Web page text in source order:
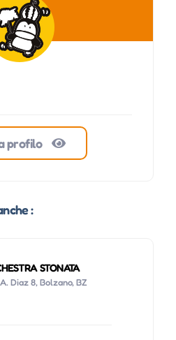
profilo
:
STONATA
Diaz 8, Bolzano, BZ